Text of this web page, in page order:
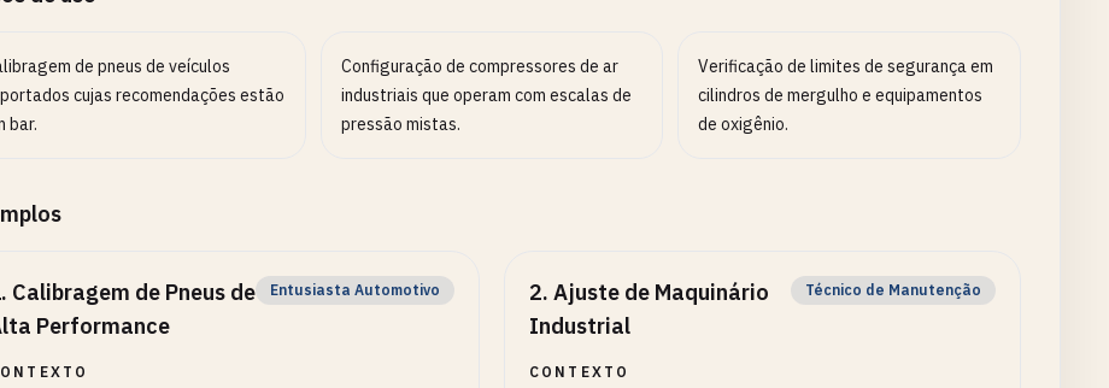
de pneus de veículos
cujas recomendações estão
bar.
Configuração de compressores de ar
industriais que operam com escalas de
pressão mistas.
Verificação de limites de segurança em
cilindros de mergulho e equipamentos
de oxigênio.
. Calibragem de Pneus de
Performance
Entusiasta Automotivo 2. Ajuste de Maquinário
Industrial
Técnico de Manutenção
CONTEXTO